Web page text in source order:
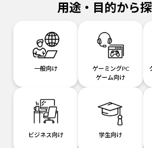
用途・目的から
一般向け
ゲーミングPC
ゲーム向け
ビジネス向け 学生向け